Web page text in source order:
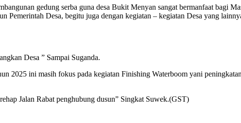
gedung serba guna desa Bukit Menyan sangat bermanfaat bagi
Pemerintah Desa, begitu juga dengan kegiatan – kegiatan Desa yang
Desa ” Sampai Suganda.
2025 ini masih fokus pada kegiatan Finishing Waterboom yani
Jalan Rabat penghubung dusun” Singkat Suwek.(GST)